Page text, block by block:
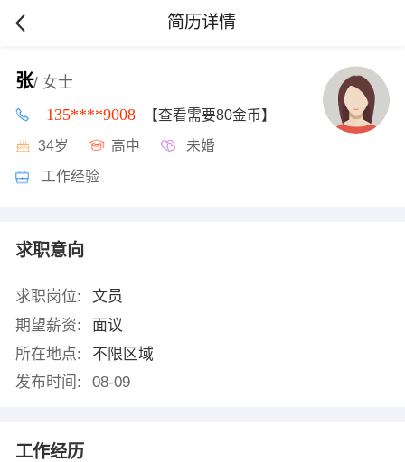
简历详情
张/ 女士
135****9008 【查看需要80金币】
34岁 高中 未婚
工作经验
求职意向
求职岗位:
文员
期望薪资:
面议
所在地点:
不限区域
发布时间:
08-09
工作经历